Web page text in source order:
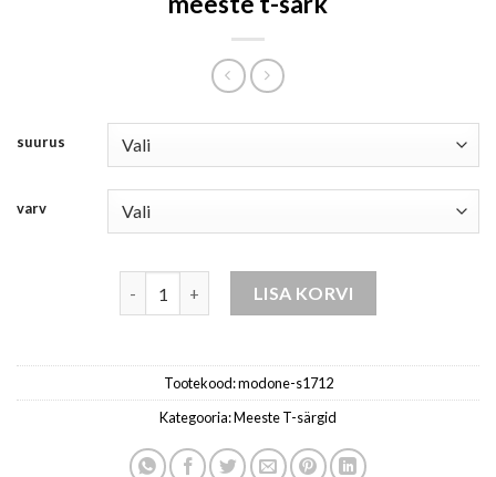
suurus
varv
LISA KORVI
Tootekood:modone-s1712
Kategooria:Meeste T-särgid